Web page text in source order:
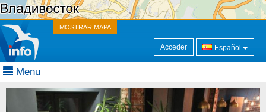
MOSTRAR MAPA
Acceder Español
Menu